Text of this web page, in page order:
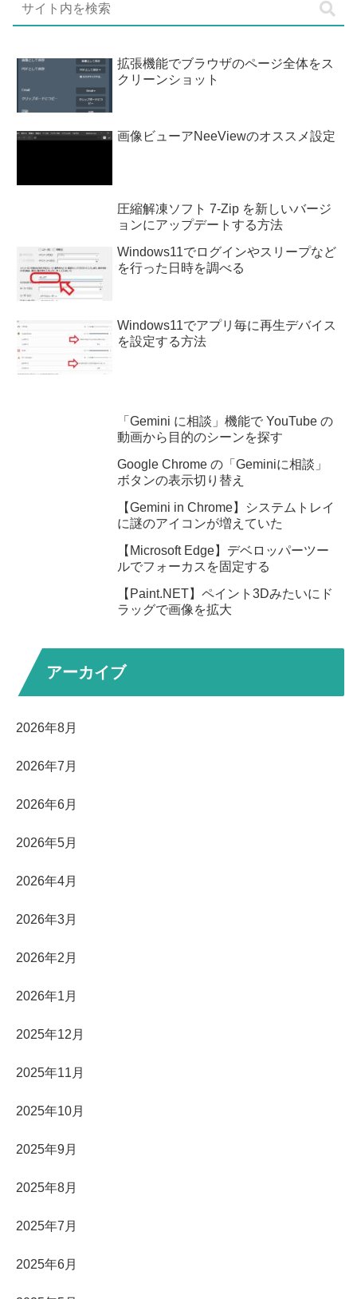
拡張機能でブラウザのページ全体をス
クリーンショット
画像ビューアNeeViewのオススメ設定
圧縮解凍ソフト 7-Zip を新しいバージ
ョンにアップデートする方法
Windows11でログインやスリープなど
を行った日時を調べる
Windows11でアプリ毎に再生デバイス
を設定する方法
「Gemini に相談」機能で YouTube の
動画から目的のシーンを探す
Google Chrome の「Geminiに相談」
ボタンの表示切り替え
【Gemini in Chrome】システムトレイ
に謎のアイコンが増えていた
【Microsoft Edge】デベロッパーツー
ルでフォーカスを固定する
【Paint.NET】ペイント3Dみたいにド
ラッグで画像を拡大
アーカイブ
2026年8月
2026年7月
2026年6月
2026年5月
2026年4月
2026年3月
2026年2月
2026年1月
2025年12月
2025年11月
2025年10月
2025年9月
2025年8月
2025年7月
2025年6月